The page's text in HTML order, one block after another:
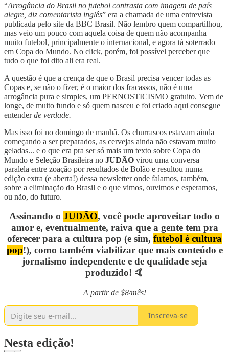
“Arrogância do Brasil no futebol contrasta com imagem de país
alegre, diz comentarista inglês” era a chamada de uma entrevista
publicada pelo site da BBC Brasil. Não lembro quem compartilhou,
mas veio um pouco com aquela coisa de quem não acompanha
muito futebol, principalmente o internacional, e agora tá soterrado
em Copa do Mundo. No click, porém, foi possível perceber que
tudo o que foi dito ali era real.
A questão é que a crença de que o Brasil precisa vencer todas as
Copas e, se não o fizer, é o maior dos fracassos, não é uma
arrogância pura e simples, um PERNOSTICISMO gratuito. Vem de
longe, de muito fundo e só quem nasceu e foi criado aqui consegue
entenderde verdade.
Mas isso foi no domingo de manhã. Os churrascos estavam ainda
começando a ser preparados, as cervejas ainda não estavam muito
geladas... e o que era pra ser só mais um texto sobre Copa do
Mundo e Seleção Brasileira no JUDÃO virou uma conversa
paralela entre zoação por resultados de Bolão e resultou numa
edição extra (e aberta!) dessa newsletter onde falamos, também,
sobre a eliminação do Brasil e o que vimos, ouvimos e esperamos,
ou não, do futuro.
Assinando o JUDÃO, você pode aproveitar todo o
amor e, eventualmente, raiva que a gente tem pra
oferecer para a cultura pop (e sim, futebol é cultura
pop!), como também viabilizar que mais conteúdo e
jornalismo independente e de qualidade seja
produzido! 🤙
A partir de $8/mês!
Inscreva-se
Nesta edição!